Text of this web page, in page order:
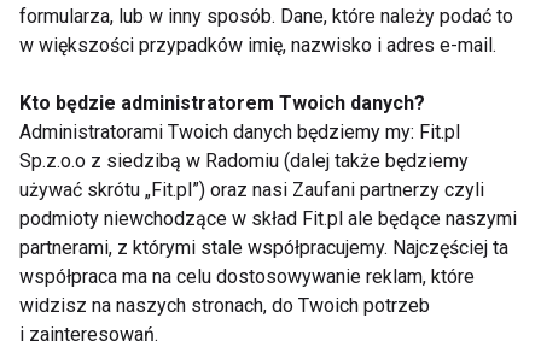
koktajli – sprawdzi się jako zamiennik dla zwykłej
wody, mleka czy napoju roślinnego. Jednym z
wykorzystaniem jest zielone smoothie – wystarczy
zblendować razem z nią garść szpinaku, kiwi oraz
banana.
Jak pić wodę kokosową?
Choć woda kokosowa jest bardzo zdrowa i wpływa
świetnie na funkcjonowanie organizmu nie należy
formularza, lub w inny sposób. Dane, które należy podać to
w większości przypadków imię, nazwisko i adres e-mail.
Kto będzie administratorem Twoich danych?
Administratorami Twoich danych będziemy my: Fit.pl
Sp.z.o.o z siedzibą w Radomiu (dalej także będziemy
używać skrótu „Fit.pl”) oraz nasi Zaufani partnerzy czyli
podmioty niewchodzące w skład Fit.pl ale będące naszymi
partnerami, z którymi stale współpracujemy. Najczęściej ta
współpraca ma na celu dostosowywanie reklam, które
widzisz na naszych stronach, do Twoich potrzeb
i zainteresowań.